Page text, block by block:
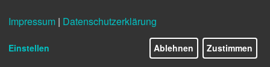
Julia Liese · Leiterin
Impressum | Datenschutzerklärung
Einstellen Ablehnen Zustimmen